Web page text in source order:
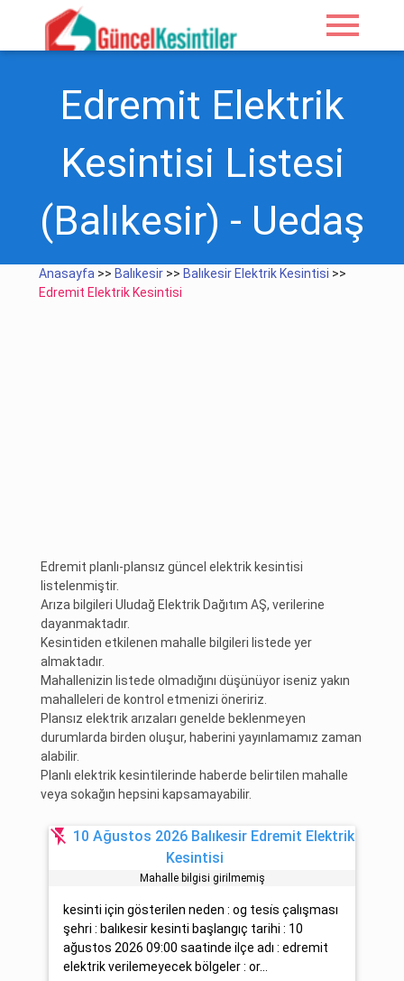
menu
Edremit Elektrik
Kesintisi Listesi
(Balıkesir) - Uedaş
Anasayfa >> Balıkesir >> Balıkesir Elektrik Kesintisi >>
Edremit Elektrik Kesintisi
Edremit planlı-plansız güncel elektrik kesintisi
listelenmiştir.
Arıza bilgileri Uludağ Elektrik Dağıtım AŞ, verilerine
dayanmaktadır.
Kesintiden etkilenen mahalle bilgileri listede yer
almaktadır.
Mahallenizin listede olmadığını düşünüyor iseniz yakın
mahalleleri de kontrol etmenizi öneririz.
Plansız elektrik arızaları genelde beklenmeyen
durumlarda birden oluşur, haberini yayınlamamız zaman
alabilir.
Planlı elektrik kesintilerinde haberde belirtilen mahalle
veya sokağın hepsini kapsamayabilir.
flash_off 10 Ağustos 2026 Balıkesir Edremit Elektrik
Kesintisi
Mahalle bilgisi girilmemiş
kesinti için gösterilen neden : og tesi̇s çalışması
şehri : balıkesir kesinti başlangıç tarihi : 10
ağustos 2026 09:00 saatinde ilçe adı : edremit
elektrik verilemeyecek bölgeler : or...